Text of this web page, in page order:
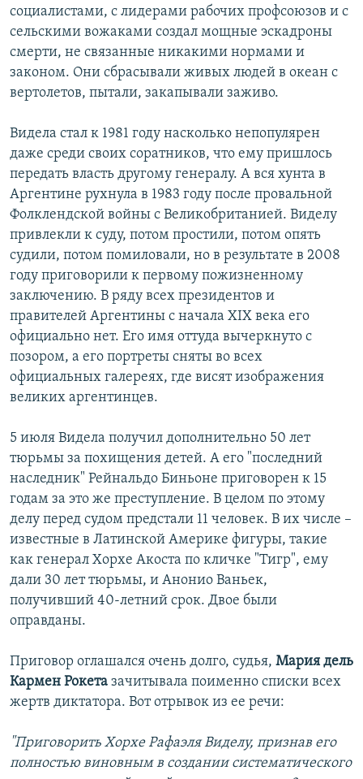
социалистами, с лидерами рабочих профсоюзов и с
сельскими вожаками создал мощные эскадроны
смерти, не связанные никакими нормами и
законом. Они сбрасывали живых людей в океан с
вертолетов, пытали, закапывали заживо.
Видела стал к 1981 году насколько непопулярен
даже среди своих соратников, что ему пришлось
передать власть другому генералу. А вся хунта в
Аргентине рухнула в 1983 году после провальной
Фолклендской войны с Великобританией. Виделу
привлекли к суду, потом простили, потом опять
судили, потом помиловали, но в результате в 2008
году приговорили к первому пожизненному
заключению. В ряду всех президентов и
правителей Аргентины с начала XIX века его
официально нет. Его имя оттуда вычеркнуто с
позором, а его портреты сняты во всех
официальных галереях, где висят изображения
великих аргентинцев.
5 июля Видела получил дополнительно 50 лет
тюрьмы за похищения детей. А его "последний
наследник" Рейнальдо Биньоне приговорен к 15
годам за это же преступление. В целом по этому
делу перед судом предстали 11 человек. В их числе –
известные в Латинской Америке фигуры, такие
как генерал Хорхе Акоста по кличке "Тигр", ему
дали 30 лет тюрьмы, и Анонио Ваньек,
получивший 40-летний срок. Двое были
оправданы.
Приговор оглашался очень долго, судья, Мария дель
Кармен Рокета зачитывала поименно списки всех
жертв диктатора. Вот отрывок из ее речи:
"Приговорить Хорхе Рафаэля Виделу, признав его
полностью виновным в создании систематического